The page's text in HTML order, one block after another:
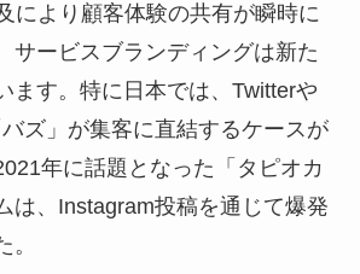
により顧客体験の共有が瞬時に
サービスブランディングは新た
ます。特に日本では、Twitterや
ズ」が集客に直結するケースが
年に話題となった「タピオカ
は、Instagram投稿を通じて爆発